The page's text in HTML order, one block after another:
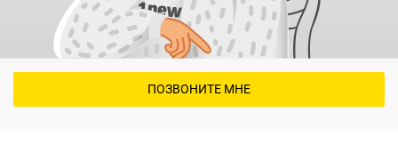
ПОЗВОНИТЕ МНЕ